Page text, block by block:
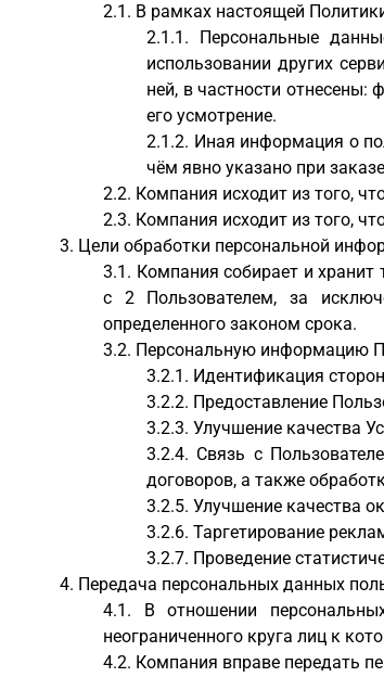
В рамках настоящей
Персональные
использовании других
ней, в частности отнесены:
его усмотрение.
Иная информация о
чём явно указано при
Компания исходит из того,
Компания исходит из того,
Цели обработки персональной
Компания собирает и
с 2 Пользователем, за
определенного законом срока.
Персональную информацию
Идентификация
Предоставление
Улучшение качества
Связь с
договоров, а также
Улучшение качества
Таргетирование
Проведение
Передача персональных данных
В отношении
неограниченного круга лиц к
Компания вправе передать